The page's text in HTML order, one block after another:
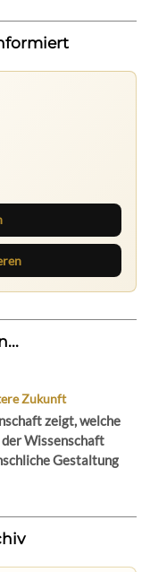
Zukunft
zeigt, welche
Wissenschaft
Gestaltung